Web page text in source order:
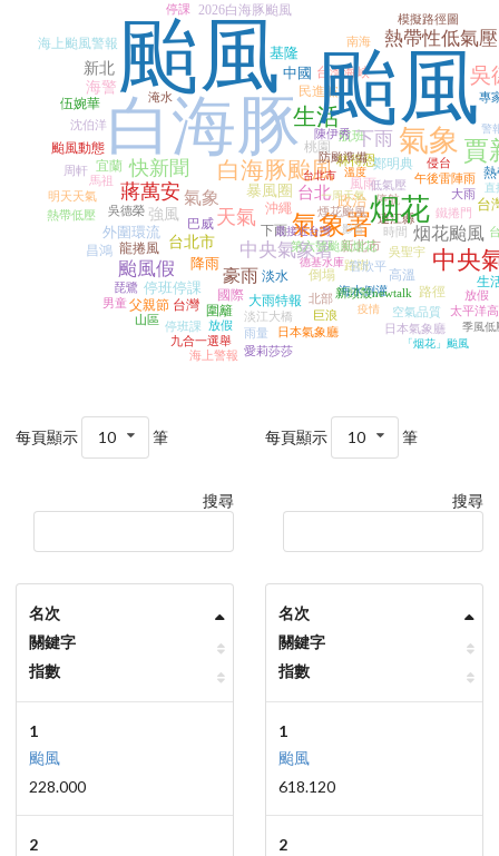
颱風
白海豚
氣象署
白海豚颱風
生活
快新聞
蔣萬安
天氣
颱風假
中央氣象署
豪雨
氣象 台北
海警
新北
強風
台北市
暴風圈
基隆
停班停課
中國
外圍環流
降雨
政治
伍婉華
宜蘭
台灣
沖繩
巴威
2026白海豚颱風
龍捲風 新北市
國際
風雨
下雨
桃園
林得恩
倒塌
大雨特報
海上颱風警報
淡水
昌鴻
父親節
民進黨
圍籬
航班
颱風動態
台灣海峽
琵鷺
沈伯洋
淹水
北部
停課
馬祖
吳德榮
淡江大橋 巨浪
路樹
放假
停班課
海水倒灌
雨量 日本氣象廳
明天天氣
山區
熱帶低壓
九合一選舉
海上警報 愛莉莎莎
周軒
連江縣
停航
男童
每頁顯示 10 筆
搜尋
名次
關鍵字
指數
1
颱風
228.000
2
颱風
氣象
烟花
賈
中央
吳
下雨
熱帶性低氣壓
烟花颱風
台
路徑
生
鄭明典
高溫
午後雷陣雨
侵台
大雨
低氣壓
模擬路徑圖
太平洋
鐵捲門
時間
吳聖宇
空氣品質
專
官欣平
南海
新頭殼newtalk
第六號颱風烟花
陳伊秀
日本氣象廳
防颱準備
煙花颱風
放假
季風低
影音
一周天氣
「烟花」颱風
直
警
溫度
疫情
台北市
最接近台灣
德基水庫
每頁顯示 10 筆
搜尋
名次
關鍵字
指數
1
颱風
618.120
2